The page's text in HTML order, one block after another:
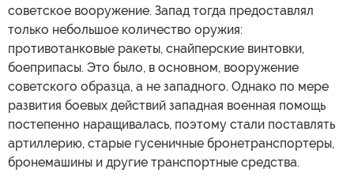
советское вооружение. Запад тогда предоставлял
только небольшое количество оружия:
противотанковые ракеты, снайперские винтовки,
боеприпасы. Это было, в основном, вооружение
советского образца, а не западного. Однако по мере
развития боевых действий западная военная помощь
постепенно наращивалась, поэтому стали поставлять
артиллерию, старые гусеничные бронетранспортеры,
бронемашины и другие транспортные средства.